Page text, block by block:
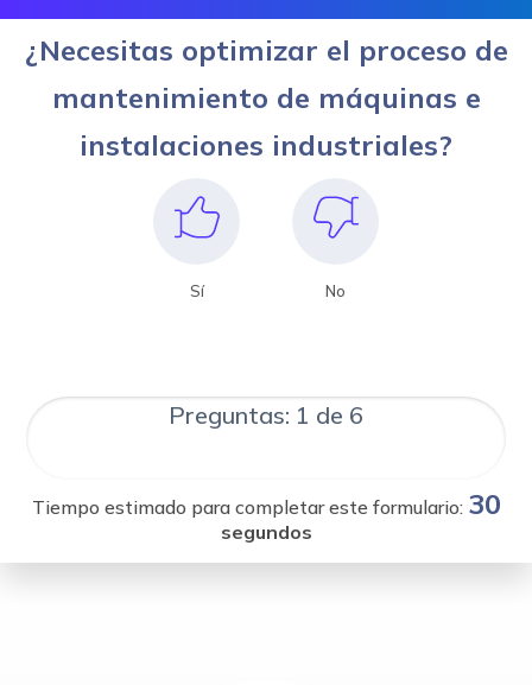
¿Necesitas optimizar el proceso de
mantenimiento de máquinas e
instalaciones industriales?
Sí No
Preguntas: 1 de 6
Tiempo estimado para completar este formulario: 30
segundos